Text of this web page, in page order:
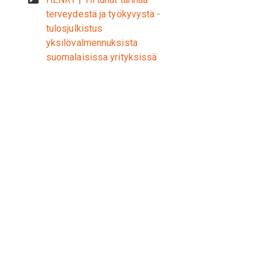
terveydestä ja työkyvystä -
tulosjulkistus
yksilövalmennuksista
suomalaisissa yrityksissä